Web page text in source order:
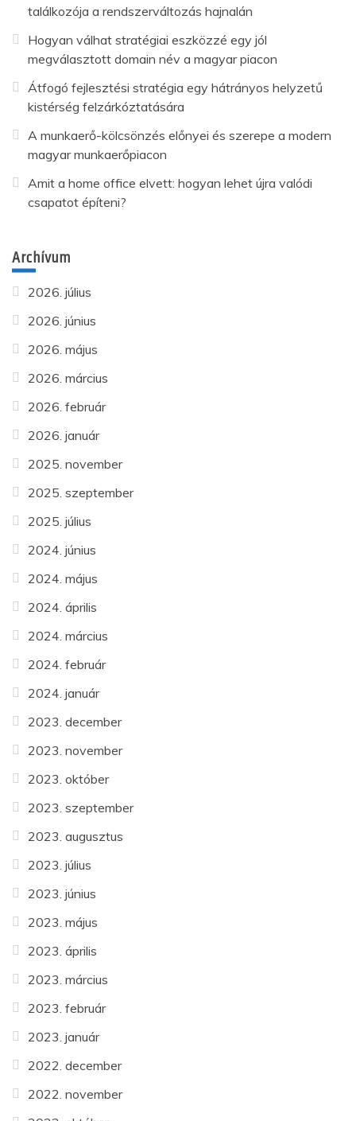
találkozója a rendszerváltozás hajnalán
Hogyan válhat stratégiai eszközzé egy jól
megválasztott domain név a magyar piacon
Átfogó fejlesztési stratégia egy hátrányos helyzetű
kistérség felzárkóztatására
A munkaerő-kölcsönzés előnyei és szerepe a modern
magyar munkaerőpiacon
Amit a home office elvett: hogyan lehet újra valódi
csapatot építeni?
Archívum
2026. július
2026. június
2026. május
2026. március
2026. február
2026. január
2025. november
2025. szeptember
2025. július
2024. június
2024. május
2024. április
2024. március
2024. február
2024. január
2023. december
2023. november
2023. október
2023. szeptember
2023. augusztus
2023. július
2023. június
2023. május
2023. április
2023. március
2023. február
2023. január
2022. december
2022. november